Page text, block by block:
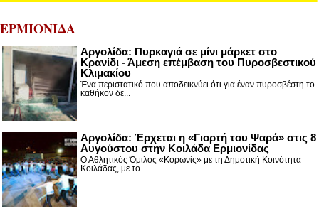
ΕΡΜΙΟΝΙΔΑ
Αργολίδα: Πυρκαγιά σε μίνι μάρκετ στο
Κρανίδι - Άμεση επέμβαση του Πυροσβεστικού
Κλιμακίου
Ένα περιστατικό που αποδεικνύει ότι για έναν πυροσβέστη το
καθήκον δε...
Αργολίδα: Έρχεται η «Γιορτή του Ψαρά» στις 8
Αυγούστου στην Κοιλάδα Ερμιονίδας
Ο Αθλητικός Όμιλος «Κορωνίς» με τη Δημοτική Κοινότητα
Κοιλάδας, με το...